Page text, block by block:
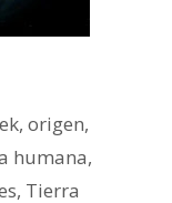
,origen,
humana,
, Tierra